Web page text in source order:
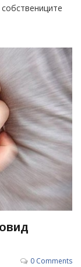
0 Comments